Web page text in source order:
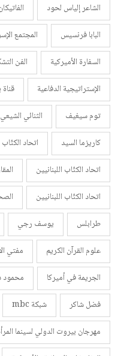
الشاعر إلياس لحود
البابا فرنسيس
المجتمع
السفارة الأميركية
الفن
الإستراتيجية الدفاعية
توم سيغيف
الثنائي الشيعي
كاريزما السيد
اتحاد الكتّاب
اتحاد الكتّاب اللبنانيين
اتحاد الكتّاب اللبنانيين
طرابلس
يوسف رجي
علوم القرآن الكريم
مفتي
الجريمة في أميركا
فضل شاكر
شبكة mbc
مهرجان بيروت الدولي لسينما